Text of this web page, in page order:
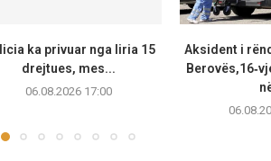
ka privuar nga liria 15
drejtues, mes...
06.08.2026 17:00
Aksident i